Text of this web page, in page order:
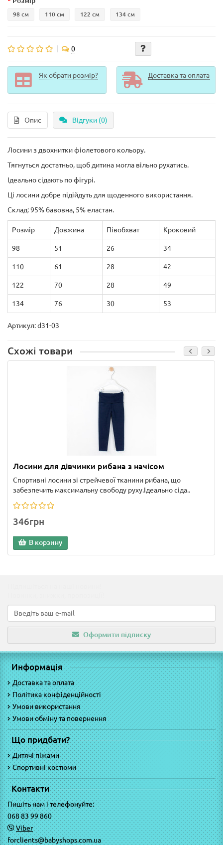
98 см 110 см 122 см 134 см
0
Як обрати розмір? Доставка та оплата
Опис Відгуки (0)
Лосини з двохнитки фіолетового кольору.
Тягнуться достатньо, щоб дитина могла вільно рухатись.
Ідеально сідають по фігурі.
Ці лосини добре підійдуть для щоденного використання.
Склад: 95% бавовна, 5% еластан.
Розмір Довжина Півобхват Кроковий
98 51 26 34
110 61 28 42
122 70 28 49
134 76 30 53
Артикул: d31-03
Схожі товари
Лосини для дівчинки рибана з начісом
Спортивні лосини зі стрейчевої тканини рибана, що
забезпечить максимальну свободу руху.Ідеально сіда..
346грн
В корзину
Оформити підписку
Информація
Доставка та оплата
Політика конфіденційності
Умови використання
Умови обміну та повернення
Що придбати?
Дитячі піжами
Спортивні костюми
Контакти
Пишіть нам і телефонуйте:
068 83 99 860
Viber
forclients@babyshops.com.ua